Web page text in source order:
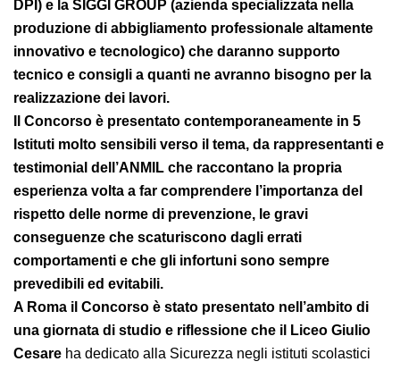
imprese che operano nei settori della produzione di
DPI) e la SIGGI GROUP (azienda specializzata nella
produzione di abbigliamento professionale
altamente innovativo e tecnologico) che daranno
supporto tecnico e consigli a quanti ne avranno
bisogno per la realizzazione dei lavori.
Il Concorso è presentato contemporaneamente in 5
Istituti molto sensibili verso il tema, da
rappresentanti e testimonial dell’ANMIL che
raccontano la propria esperienza volta a far
comprendere l’importanza del rispetto delle norme
di prevenzione, le gravi conseguenze che
scaturiscono dagli errati comportamenti e che gli
infortuni sono sempre prevedibili ed evitabili.
A Roma il Concorso è stato presentato nell’ambito
di una giornata di studio e riflessione che il Liceo